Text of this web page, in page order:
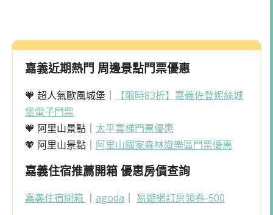
嘉義近期熱門 周邊景點門票優惠
🧡 超人氣歐風城堡｜
【限時83折】嘉義佐登妮絲城
堡電子門票
🧡 阿里山景點｜ 太平雲梯門票優惠
🧡 阿里山景點｜ 阿里山國家森林遊樂區門票優惠
嘉義住宿推薦開箱 優惠房價查詢
嘉義住宿開箱 agoda 易遊網訂房領券-500